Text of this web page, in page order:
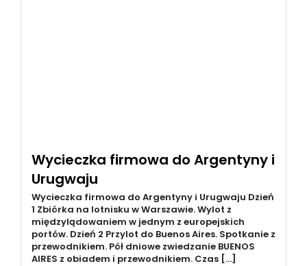
Wycieczka firmowa do Argentyny i
Urugwaju
Wycieczka firmowa do Argentyny i Urugwaju Dzień
1 Zbiórka na lotnisku w Warszawie. Wylot z
międzylądowaniem w jednym z europejskich
portów. Dzień 2 Przylot do Buenos Aires. Spotkanie z
przewodnikiem. Pół dniowe zwiedzanie BUENOS
AIRES z obiadem i przewodnikiem. Czas […]